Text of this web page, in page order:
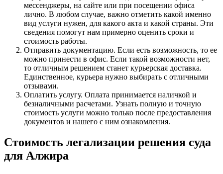
мессенджеры, на сайте или при посещении офиса
лично. В любом случае, важно отметить какой именно
вид услуги нужен, для какого акта и какой страны. Эти
сведения помогут нам примерно оценить сроки и
стоимость работы.
Отправить документацию. Если есть возможность, то ее
можно принести в офис. Если такой возможности нет,
то отличным решением станет курьерская доставка.
Единственное, курьера нужно выбирать с отличными
отзывами.
Оплатить услугу. Оплата принимается наличкой и
безналичными расчетами. Узнать полную и точную
стоимость услуги можно только после предоставления
документов и нашего с ним ознакомления.
Стоимость легализации решения суда
для Алжира